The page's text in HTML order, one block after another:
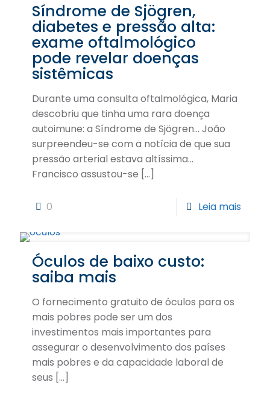
Síndrome de Sjögren,
diabetes e pressão alta:
exame oftalmológico
pode revelar doenças
sistêmicas
Durante uma consulta oftalmológica, Maria
descobriu que tinha uma rara doença
autoimune: a Síndrome de Sjögren… João
surpreendeu-se com a notícia de que sua
pressão arterial estava altíssima…
Francisco assustou-se […]
0 Leia mais
Óculos de baixo custo:
saiba mais
O fornecimento gratuito de óculos para os
mais pobres pode ser um dos
investimentos mais importantes para
assegurar o desenvolvimento dos países
mais pobres e da capacidade laboral de
seus […]